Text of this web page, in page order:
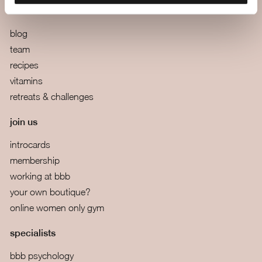
blog
team
recipes
vitamins
retreats & challenges
join us
introcards
membership
working at bbb
your own boutique?
online women only gym
specialists
bbb psychology